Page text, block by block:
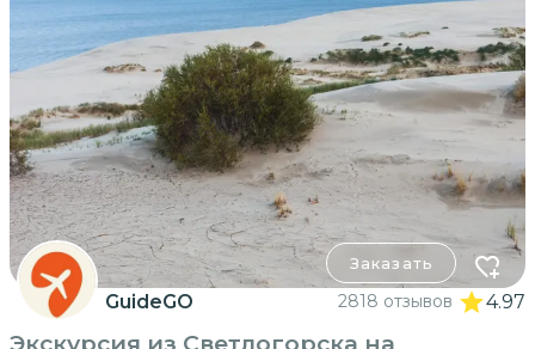
Заказать
GuideGO 2818 отзывов 4.97